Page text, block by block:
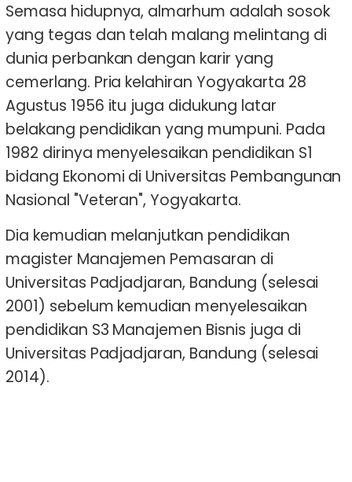
Semasa hidupnya, almarhum adalah sosok
yang tegas dan telah malang melintang di
dunia perbankan dengan karir yang
cemerlang. Pria kelahiran Yogyakarta 28
Agustus 1956 itu juga didukung latar
belakang pendidikan yang mumpuni. Pada
1982 dirinya menyelesaikan pendidikan S1
bidang Ekonomi di Universitas Pembangunan
Nasional "Veteran", Yogyakarta.
Dia kemudian melanjutkan pendidikan
magister Manajemen Pemasaran di
Universitas Padjadjaran, Bandung (selesai
2001) sebelum kemudian menyelesaikan
pendidikan S3 Manajemen Bisnis juga di
Universitas Padjadjaran, Bandung (selesai
2014).